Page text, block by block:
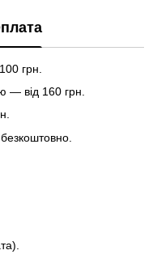
грн.
— від 160 грн.